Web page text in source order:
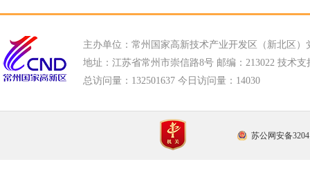
主办单位：常州国家高新技术产业开发区（新北区）
地址：江苏省常州市崇信路8号 邮编：213022 技术支
总访问量： 132501637 今日访问量： 14030
苏公网安备